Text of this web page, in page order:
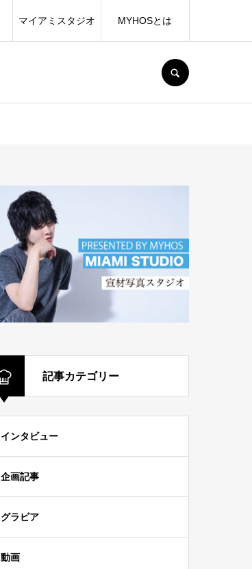
マイアミスタジオ MYHOSとは
記事カテゴリー
インタビュー
企画記事
グラビア
動画